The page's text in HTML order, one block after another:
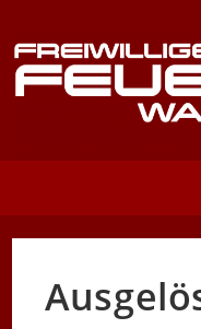
Inhalt
springen